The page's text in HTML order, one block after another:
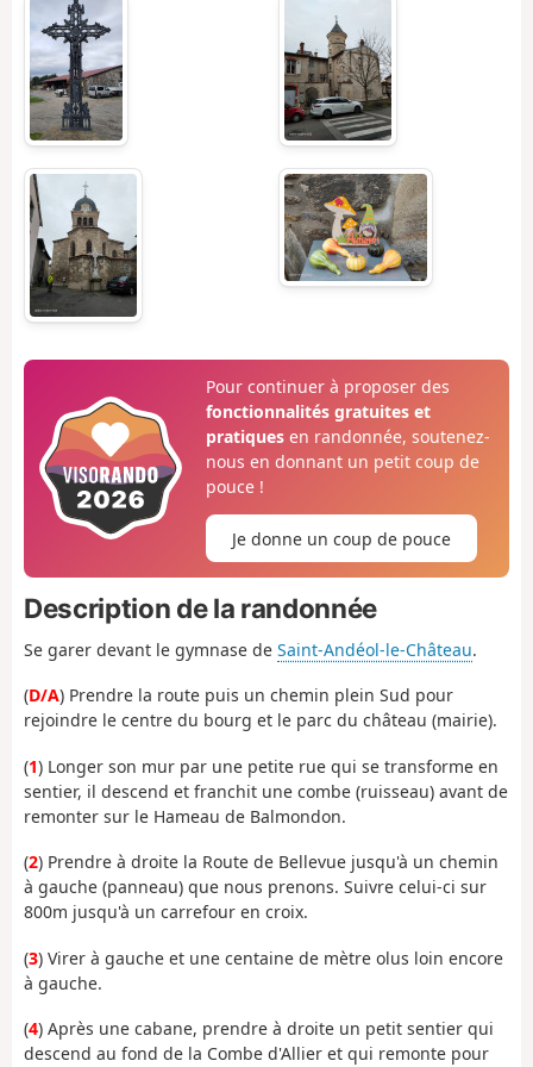
Pour continuer à proposer des
fonctionnalités gratuites et
pratiquesen randonnée, soutenez-
nous en donnant un petit coup de
pouce !
Je donne un coup de pouce
Description de la randonnée
Se garer devant le gymnase de Saint-Andéol-le-Château.
(D/A) Prendre la route puis un chemin plein Sud pour
rejoindre le centre du bourg et le parc du château (mairie).
(1) Longer son mur par une petite rue qui se transforme en
sentier, il descend et franchit une combe (ruisseau) avant de
remonter sur le Hameau de Balmondon.
(2) Prendre à droite la Route de Bellevue jusqu'à un chemin
à gauche (panneau) que nous prenons. Suivre celui-ci sur
800m jusqu'à un carrefour en croix.
(3) Virer à gauche et une centaine de mètre olus loin encore
à gauche.
(4) Après une cabane, prendre à droite un petit sentier qui
descend au fond de la Combe d'Allier et qui remonte pour